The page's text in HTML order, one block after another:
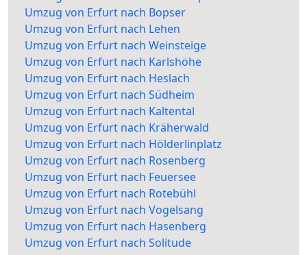
Umzug von Erfurt nach Bopser
Umzug von Erfurt nach Lehen
Umzug von Erfurt nach Weinsteige
Umzug von Erfurt nach Karlshöhe
Umzug von Erfurt nach Heslach
Umzug von Erfurt nach Südheim
Umzug von Erfurt nach Kaltental
Umzug von Erfurt nach Kräherwald
Umzug von Erfurt nach Hölderlinplatz
Umzug von Erfurt nach Rosenberg
Umzug von Erfurt nach Feuersee
Umzug von Erfurt nach Rotebühl
Umzug von Erfurt nach Vogelsang
Umzug von Erfurt nach Hasenberg
Umzug von Erfurt nach Solitude